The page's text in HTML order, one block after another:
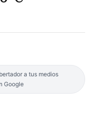
a tus medios
Google